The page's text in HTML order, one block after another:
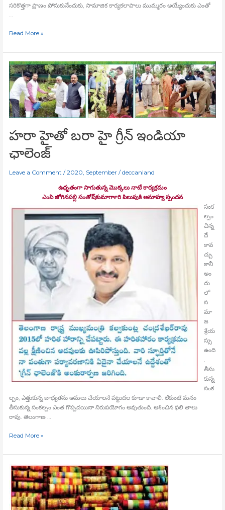
సరికొత్తగా ప్రాణం పోసుకునేందుకు, సామాజిక కార్యకలాపాలు ముమ్మరం అయ్యేందుకు ఎంతో
Read More »
హరా హైతో బరా హై గ్రీన్‍ ఇండియా
ఛాలెంజ్‍
Leave a Comment /2020, September /deccanland
ఉధృతంగా సాగుతున్న మొక్కలు నాటే కార్యక్రమం
ఎంపి జోగినపల్లి సంతోష్‍కుమార్‍గారి పిలుపుకి అనూహ్య స్పందన
సంక
ల్పం
చిన్న
దే
కావ
చ్చు
కానీ
అం
దు
లో
స
మా
జ
శ్రేయ
స్సు
ఉంది
.
తీసు
కున్న
సంక
ల్పం, ఎత్తుకున్న బాధ్యతను అమలు చేయాలనే పట్టుదల కూడా కావాలి. లేకుంటే మనం
తీసుకున్న సంకల్పం ఎంత గొప్పదయినా నిరుపయోగం అవుతుంది. ఆశించిన ఫలి తాలు
రావు. తెలంగాణ …
హరా
హైతో
బరా
హై
గ్రీన్‍
ఇండియా
Read More »
అందమైన
మట్టి
గాజులు